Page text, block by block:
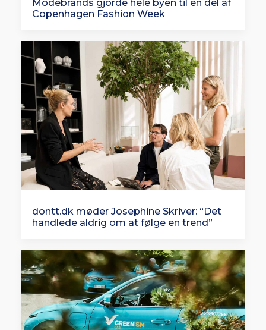
Modebrands gjorde hele byen til en del af
Copenhagen Fashion Week
dontt.dk møder Josephine Skriver: “Det
handlede aldrig om at følge en trend”